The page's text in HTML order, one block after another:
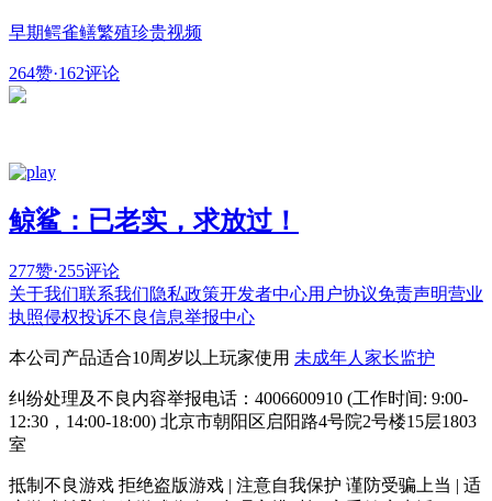
早期鳄雀鳝繁殖珍贵视频
264赞·162评论
鲸鲨：已老实，求放过！
277赞·255评论
关于我们联系我们隐私政策开发者中心用户协议免责声明营业
执照侵权投诉不良信息举报中心
本公司产品适合10周岁以上玩家使用 未成年人家长监护
纠纷处理及不良内容举报电话：4006600910 (工作时间: 9:00-
12:30，14:00-18:00) 北京市朝阳区启阳路4号院2号楼15层1803
室
抵制不良游戏 拒绝盗版游戏 | 注意自我保护 谨防受骗上当 | 适